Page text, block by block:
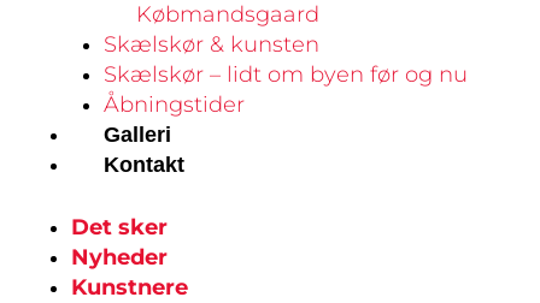
Købmandsgaard
Skælskør & kunsten
Skælskør – lidt om byen før og nu
Åbningstider
Galleri
Kontakt
Det sker
Nyheder
Kunstnere